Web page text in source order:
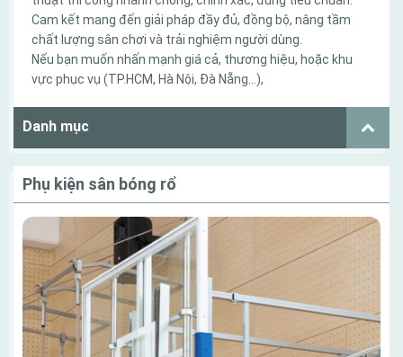
Cam kết mang đến giải pháp đầy đủ, đồng bộ, nâng tầm
chất lượng sân chơi và trải nghiệm người dùng.
Nếu bạn muốn nhấn mạnh giá cả, thương hiệu, hoặc khu
vực phục vụ (TP.HCM, Hà Nội, Đà Nẵng…),
Danh mục
Phụ kiện sân bóng rổ